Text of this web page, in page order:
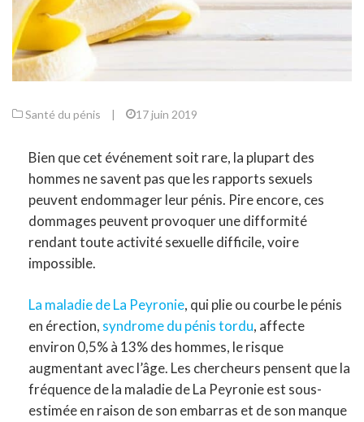
Santé du pénis | 17 juin 2019
Bien que cet événement soit rare, la plupart des
hommes ne savent pas que les rapports sexuels
peuvent endommager leur pénis. Pire encore, ces
dommages peuvent provoquer une difformité
rendant toute activité sexuelle difficile, voire
impossible.
La maladie de La Peyronie, qui plie ou courbe le pénis
en érection, syndrome du pénis tordu, affecte
environ 0,5% à 13% des hommes, le risque
augmentant avec l’âge. Les chercheurs pensent que la
fréquence de la maladie de La Peyronie est sous-
estimée en raison de son embarras et de son manque